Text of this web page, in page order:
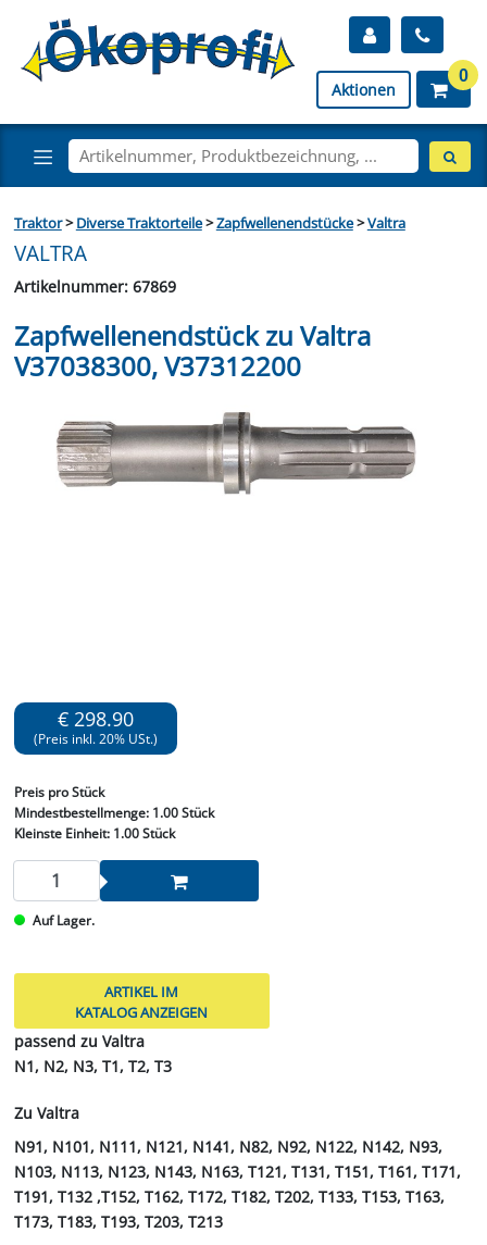
Aktionen
0
Traktor>Diverse Traktorteile>Zapfwellenendstücke>Valtra
VALTRA
Artikelnummer: 67869
Zapfwellenendstück zu Valtra
V37038300, V37312200
€ 298.90
(Preis inkl. 20% USt.)
Preis pro Stück
Mindestbestellmenge: 1.00 Stück
Kleinste Einheit:1.00 Stück
Auf Lager.
ARTIKEL IM
KATALOG ANZEIGEN
passend zu Valtra
N1, N2, N3, T1, T2, T3
Zu Valtra
N91, N101, N111, N121, N141, N82, N92, N122, N142, N93,
N103, N113, N123, N143, N163, T121, T131, T151, T161, T171,
T191, T132 ,T152, T162, T172, T182, T202, T133, T153, T163,
T173, T183, T193, T203, T213